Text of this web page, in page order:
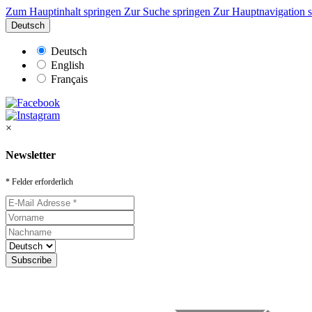
Zum Hauptinhalt springen Zur Suche springen Zur Hauptnavigation
Deutsch
Deutsch
English
Français
×
Newsletter
* Felder erforderlich